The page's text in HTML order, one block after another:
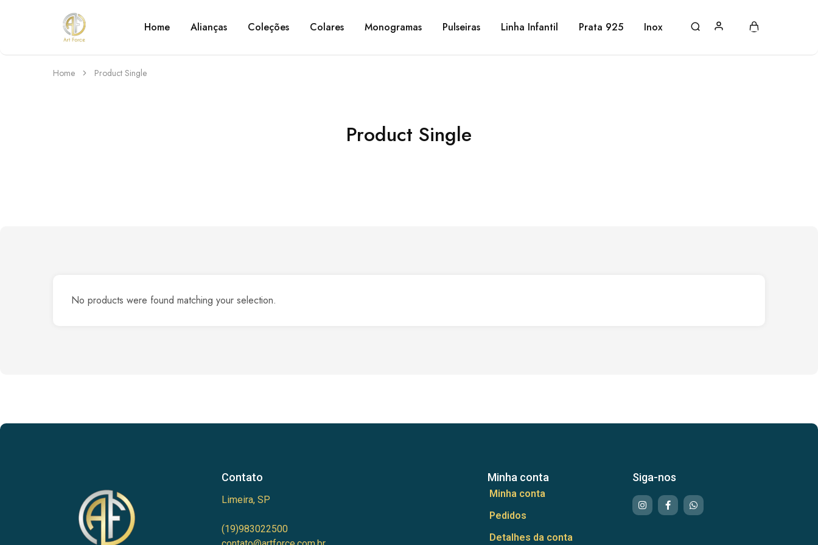
Art
Force
Semijoias
personalizadas
Home Alianças Coleções Colares Monogramas Pulseiras Linha Infantil Prata 925 Inox
Home Product Single
Product Single
No products were found matching your selection.
Contato
Limeira, SP
(19)983022500
Minha conta
Minha conta
Pedidos
Detalhes da conta
Siga-nos